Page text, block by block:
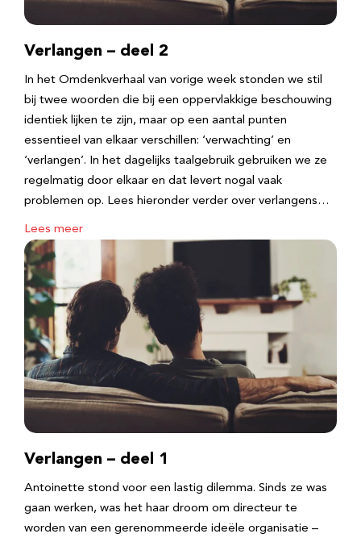
Verlangen – deel 2
In het Omdenkverhaal van vorige week stonden we stil
bij twee woorden die bij een oppervlakkige beschouwing
identiek lijken te zijn, maar op een aantal punten
essentieel van elkaar verschillen: ‘verwachting’ en
‘verlangen’. In het dagelijks taalgebruik gebruiken we ze
regelmatig door elkaar en dat levert nogal vaak
problemen op. Lees hieronder verder over verlangens…
Lees meer
Verlangen – deel 1
Antoinette stond voor een lastig dilemma. Sinds ze was
gaan werken, was het haar droom om directeur te
worden van een gerenommeerde ideële organisatie –